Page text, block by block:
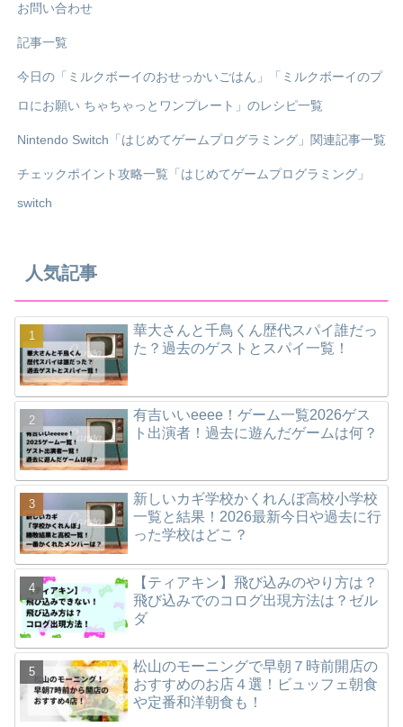
お問い合わせ
記事一覧
今日の「ミルクボーイのおせっかいごはん」「ミルクボーイのプ
ロにお願い ちゃちゃっとワンプレート」のレシピ一覧
Nintendo Switch「はじめてゲームプログラミング」関連記事一覧
チェックポイント攻略一覧「はじめてゲームプログラミング」
switch
人気記事
華大さんと千鳥くん歴代スパイ誰だっ
た？過去のゲストとスパイ一覧！
有吉いいeeee！ゲーム一覧2026ゲス
ト出演者！過去に遊んだゲームは何？
新しいカギ学校かくれんぼ高校小学校
一覧と結果！2026最新今日や過去に行
った学校はどこ？
【ティアキン】飛び込みのやり方は？
飛び込みでのコログ出現方法は？ゼル
ダ
松山のモーニングで早朝７時前開店の
おすすめのお店４選！ビュッフェ朝食
や定番和洋朝食も！